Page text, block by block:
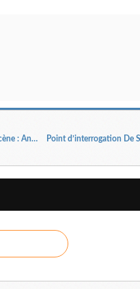
Kamikazes de Stéphane Guérin. Mise en scène : Anne Bouvier.